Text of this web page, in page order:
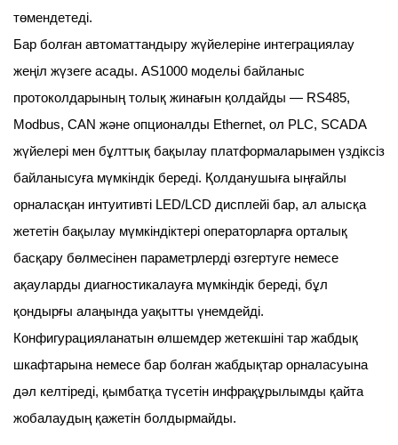
төмендетеді.
Бар болған автоматтандыру жүйелеріне интеграциялау
жеңіл жүзеге асады. AS1000 модельі байланыс
протоколдарының толық жинағын қолдайды — RS485,
Modbus, CAN және опционалды Ethernet, ол PLC, SCADA
жүйелері мен бұлттық бақылау платформаларымен үздіксіз
байланысуға мүмкіндік береді. Қолданушыға ыңғайлы
орналасқан интуитивті LED/LCD дисплейі бар, ал алысқа
жететін бақылау мүмкіндіктері операторларға орталық
басқару бөлмесінен параметрлерді өзгертуге немесе
ақауларды диагностикалауға мүмкіндік береді, бұл
қондырғы алаңында уақытты үнемдейді.
Конфигурацияланатын өлшемдер жетекшіні тар жабдық
шкафтарына немесе бар болған жабдықтар орналасуына
дәл келтіреді, қымбатқа түсетін инфрақұрылымды қайта
жобалаудың қажетін болдырмайды.